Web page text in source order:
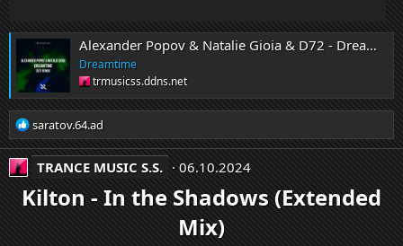
Alexander Popov & Natalie Gioia & D72 - Dreamtime (D72 Extended Remix)
Dreamtime
trmusicss.ddns.net
Р
е
а
ц
и
и
:
saratov.64.ad
TRANCE MUSIC S.S. 06.10.2024
Kilton - In the Shadows (Extended
Mix)